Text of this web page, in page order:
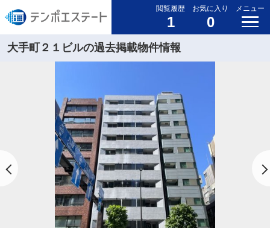
閲覧履歴
1
お気に入り
0
メニュー
大手町２１ビルの過去掲載物件情報